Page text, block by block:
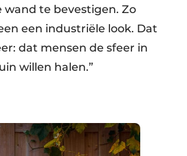
wand te bevestigen. Zo
een industriële look. Dat
dat mensen de sfeer in
willen halen.”